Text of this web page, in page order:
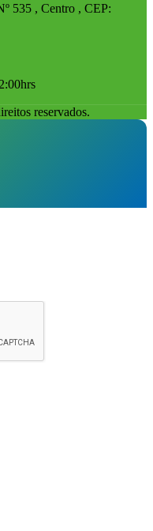
535 , Centro , CEP:
reservados.